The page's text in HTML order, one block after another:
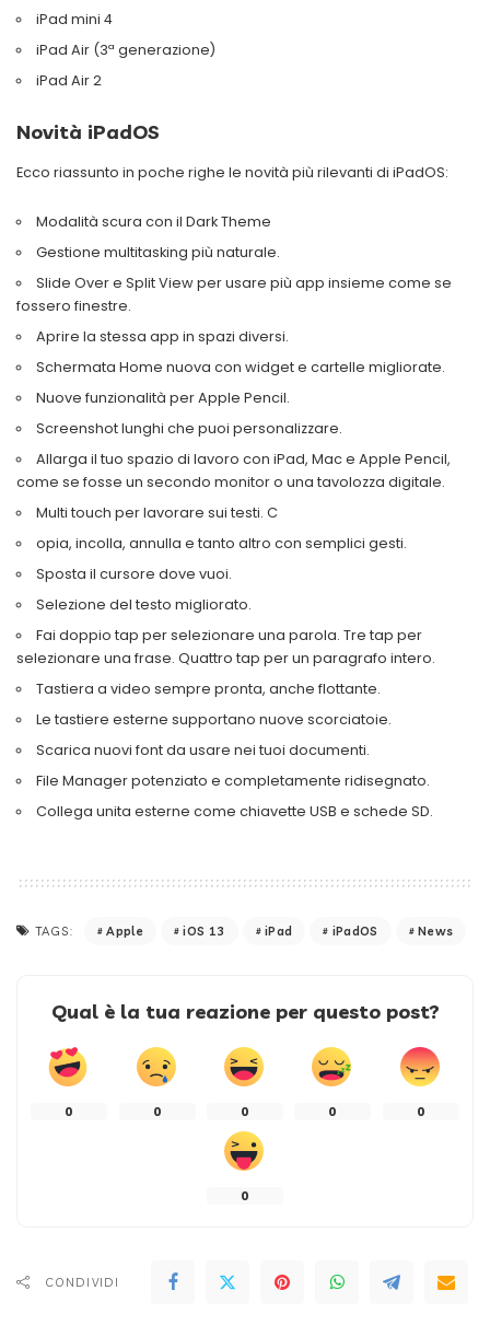
iPad mini 4
iPad Air (3ª generazione)
iPad Air 2
Novità iPadOS
Ecco riassunto in poche righe le novità più rilevanti di iPadOS:
Modalità scura con il Dark Theme
Gestione multitasking più naturale.
Slide Over e Split View per usare più app insieme come se
fossero finestre.
Aprire la stessa app in spazi diversi.
Schermata Home nuova con widget e cartelle migliorate.
Nuove funzionalità per Apple Pencil.
Screenshot lunghi che puoi personalizzare.
Allarga il tuo spazio di lavoro con iPad, Mac e Apple Pencil,
come se fosse un secondo monitor o una tavolozza digitale.
Multi touch per lavorare sui testi. C
opia, incolla, annulla e tanto altro con semplici gesti.
Sposta il cursore dove vuoi.
Selezione del testo migliorato.
Fai doppio tap per selezionare una parola. Tre tap per
selezionare una frase. Quattro tap per un paragrafo intero.
Tastiera a video sempre pronta, anche flottante.
Le tastiere esterne supportano nuove scorciatoie.
Scarica nuovi font da usare nei tuoi documenti.
File Manager potenziato e completamente ridisegnato.
Collega unita esterne come chiavette USB e schede SD.
TAGS: Apple iOS 13 iPad iPadOS News
Qual è la tua reazione per questo post?
0 0 0 0 0
0
CONDIVIDI